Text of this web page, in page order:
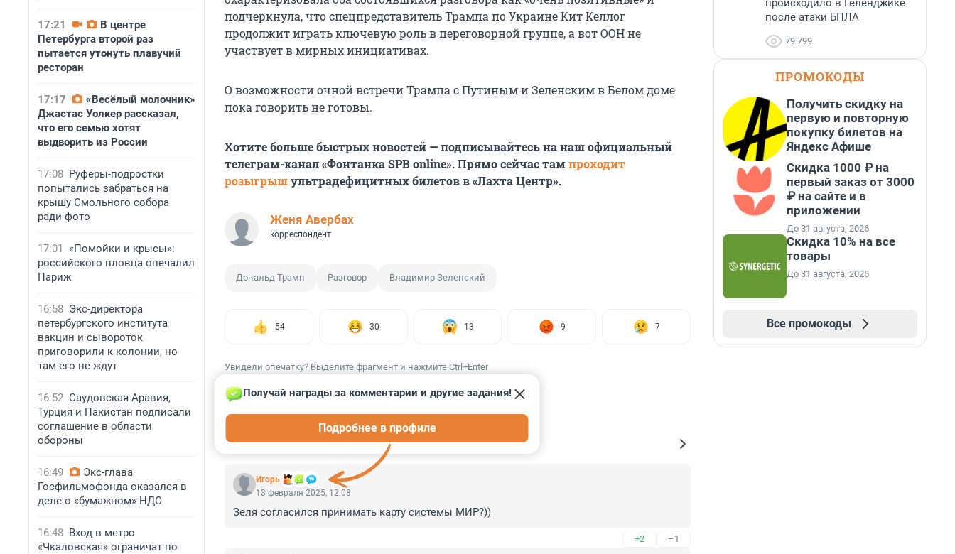
17:21
В центре
Петербурга второй раз
пытается утонуть плавучий
ресторан
17:17
«Весёлый молочник»
Джастас Уолкер рассказал,
что его семью хотят
выдворить из России
17:08 Руферы-подростки
попытались забраться на
крышу Смольного собора
ради фото
17:01
«Помойки и крысы»:
российского пловца опечалил
Париж
16:58 Экс-директора
петербургского института
вакцин и сывороток
приговорили к колонии, но
там его не ждут
16:52 Саудовская Аравия,
Турция и Пакистан подписали
соглашение в области
обороны
16:49
Экс-глава
Госфильмофонда оказался в
деле о «бумажном» НДС
16:48 Вход в метро
«Чкаловская» ограничат по
подчеркнула, что спецпредставитель Трампа по Украине Кит Келлог
продолжит играть ключевую роль в переговорной группе, а вот ООН не
участвует в мирных инициативах.
О возможности очной встречи Трампа с Путиным и Зеленским в Белом доме
пока говорить не готовы.
Хотите больше быстрых новостей — подписывайтесь на наш официальный
телеграм-канал «Фонтанка SPB online». Прямо сейчас тампроходит
розыгрышультрадефицитных билетов в «Лахта Центр».
Женя Авербах
корреспондент
Дональд Трамп Разговор Владимир Зеленский
54 30 13 9 7
Увидели опечатку? Выделите фрагмент и нажмите Ctrl+Enter
КОММЕНТАРИИ 107
Игoрь
Получай награды за комментарии и другие задания!
Подробнее в профиле
13 февраля 2025, 12:08
Зеля согласился принимать карту системы МИР?))
+2 –1
происходило в Геленджике
после атаки БПЛА
79 799
ПРОМОКОДЫ
Получить скидку на
первую и повторную
покупку билетов на
Яндекс Афише
Скидка 1000 ₽ на
первый заказ от 3000
₽ на сайте и в
приложении
До 31 августа, 2026
Скидка 10% на все
товары
До 31 августа, 2026
Все промокоды